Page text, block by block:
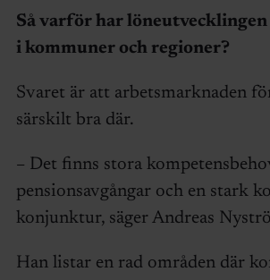
Så varför har
i kommuner och regioner?
Svaret är att arbetsmarknaden
särskilt bra där.
– Det finns stora
pensionsavgångar och en stark
konjunktur, säger Andreas
Han listar en rad områden där